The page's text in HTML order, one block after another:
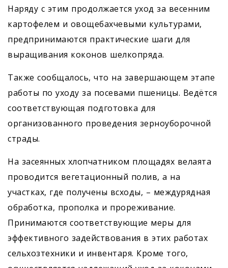
Наряду с этим продолжается уход за весенним
картофелем и овощебахчевыми культурами,
предпринимаются практические шаги для
выращивания коконов шелкопряда.
Также сообщалось, что на завершающем этапе
работы по уходу за посевами пшеницы. Ведётся
соответствующая подготовка для
организованного проведения зерноуборочной
страды.
На засеянных хлопчатником площадях велаята
проводится вегетационный полив, а на
участках, где получены всходы, – междурядная
обработка, прополка и прореживание.
Принимаются соответствующие меры для
эффективного задействования в этих работах
сельхозтехники и инвентаря. Кроме того,